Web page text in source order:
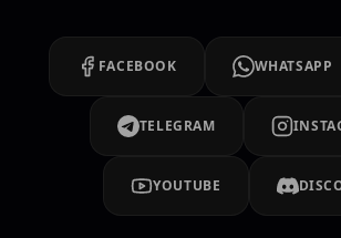
FACEBOOK WHATSAPP
TELEGRAM
YOUTUBE